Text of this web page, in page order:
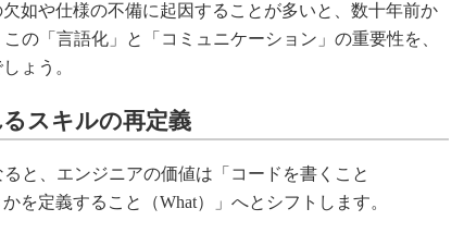
如や仕様の不備に起因することが多いと、数十年前か
の「言語化」と「コミュニケーション」の重要性を、
ょう。
スキルの再定義
と、エンジニアの価値は「コードを書くこと
を定義すること（What）」へとシフトします。